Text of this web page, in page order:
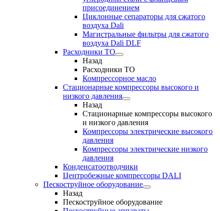
присоединением
Циклонные сепараторы для сжатого
воздуха Dali
Магистральные фильтры для сжатого
воздуха Dali DLF
Расходники ТО
Назад
Расходники ТО
Компрессорное масло
Стационарные компрессоры высокого и
низкого давления
Назад
Стационарные компрессоры высокого
и низкого давления
Компрессоры электрические высокого
давления
Компрессоры электрические низкого
давления
Конденсатоотводчики
Центробежные компрессоры DALI
Пескоструйное оборудование
Назад
Пескоструйное оборудование